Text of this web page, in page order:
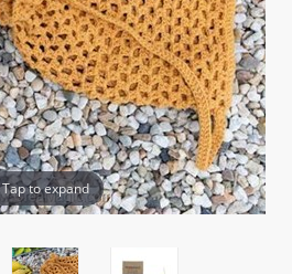
Tap to expand